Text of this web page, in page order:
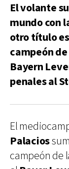
El volante
mundo con
otro título
campeón
Bayern
penales al
El
Palacios
campeón de